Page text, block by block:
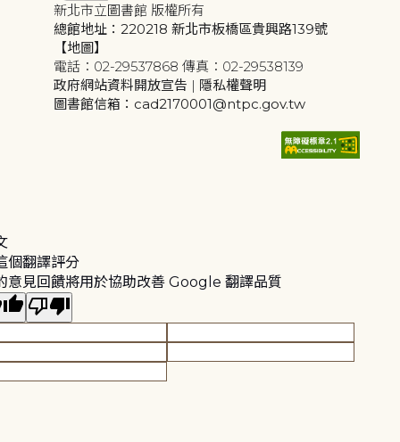
新北市立圖書館 版權所有
總館地址：220218 新北市板橋區貴興路139號
【地圖】
電話：02-29537868 傳真：02-29538139
政府網站資料開放宣告 | 隱私權聲明
圖書館信箱：cad2170001@ntpc.gov.tw
個翻譯評分
意見回饋將用於協助改善 Google 翻譯品質